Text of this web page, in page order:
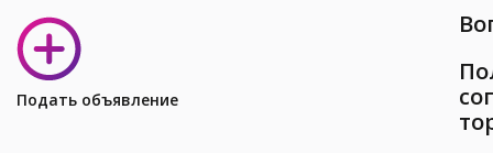
Подать объявление